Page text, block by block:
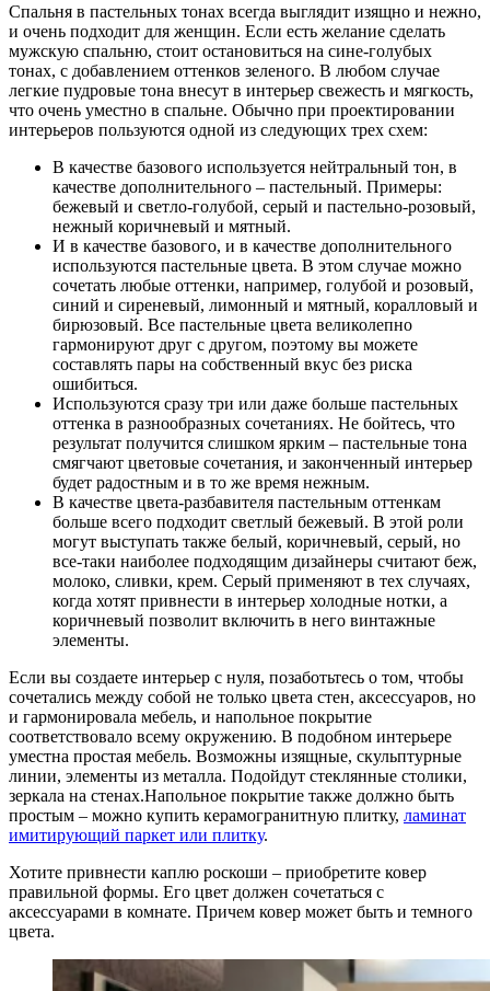
Спальня в пастельных тонах всегда выглядит изящно и нежно,
и очень подходит для женщин. Если есть желание сделать
мужскую спальню, стоит остановиться на сине-голубых
тонах, с добавлением оттенков зеленого. В любом случае
легкие пудровые тона внесут в интерьер свежесть и мягкость,
что очень уместно в спальне. Обычно при проектировании
интерьеров пользуются одной из следующих трех схем:
В качестве базового используется нейтральный тон, в
качестве дополнительного – пастельный. Примеры:
бежевый и светло-голубой, серый и пастельно-розовый,
нежный коричневый и мятный.
И в качестве базового, и в качестве дополнительного
используются пастельные цвета. В этом случае можно
сочетать любые оттенки, например, голубой и розовый,
синий и сиреневый, лимонный и мятный, коралловый и
бирюзовый. Все пастельные цвета великолепно
гармонируют друг с другом, поэтому вы можете
составлять пары на собственный вкус без риска
ошибиться.
Используются сразу три или даже больше пастельных
оттенка в разнообразных сочетаниях. Не бойтесь, что
результат получится слишком ярким – пастельные тона
смягчают цветовые сочетания, и законченный интерьер
будет радостным и в то же время нежным.
В качестве цвета-разбавителя пастельным оттенкам
больше всего подходит светлый бежевый. В этой роли
могут выступать также белый, коричневый, серый, но
все-таки наиболее подходящим дизайнеры считают беж,
молоко, сливки, крем. Серый применяют в тех случаях,
когда хотят привнести в интерьер холодные нотки, а
коричневый позволит включить в него винтажные
элементы.
Если вы создаете интерьер с нуля, позаботьтесь о том, чтобы
сочетались между собой не только цвета стен, аксессуаров, но
и гармонировала мебель, и напольное покрытие
соответствовало всему окружению. В подобном интерьере
уместна простая мебель. Возможны изящные, скульптурные
линии, элементы из металла. Подойдут стеклянные столики,
зеркала на стенах.Напольное покрытие также должно быть
простым – можно купить керамогранитную плитку, ламинат
имитирующий паркет или плитку.
Хотите привнести каплю роскоши – приобретите ковер
правильной формы. Его цвет должен сочетаться с
аксессуарами в комнате. Причем ковер может быть и темного
цвета.